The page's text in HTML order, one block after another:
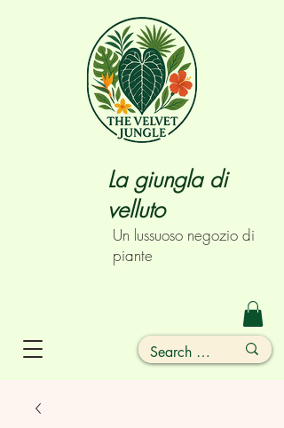
La giungla di
velluto
Un lussuoso negozio di
piante